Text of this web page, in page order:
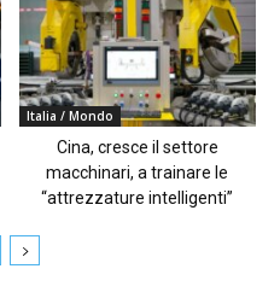
Italia / Mondo
Cina, cresce il settore
macchinari, a trainare le
“attrezzature intelligenti”